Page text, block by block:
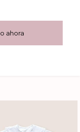
ahora